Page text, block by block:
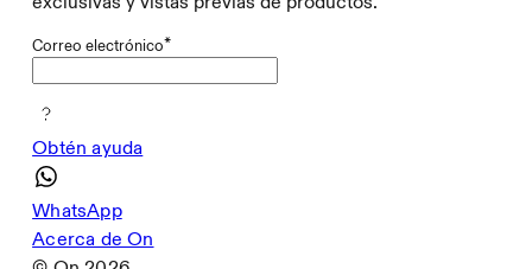
Correo electrónico*
Obtén ayuda
WhatsApp
Acerca de On